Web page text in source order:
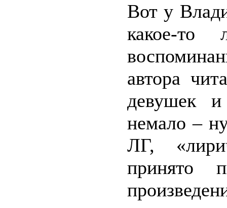
Вот у
какое-то
автора
девушек
немало –
ЛГ,
принято